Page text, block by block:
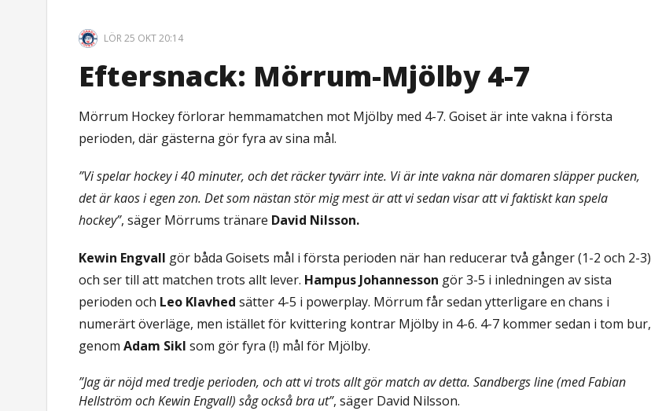
LÖR 25 OKT 20:14
Eftersnack: Mörrum-Mjölby 4-7
Mörrum Hockey förlorar hemmamatchen mot Mjölby med 4-7. Goiset är inte vakna i första
perioden, där gästerna gör fyra av sina mål.
”Vi spelar hockey i 40 minuter, och det räcker tyvärr inte. Vi är inte vakna när domaren släpper pucken,
det är kaos i egen zon. Det som nästan stör mig mest är att vi sedan visar att vi faktiskt kan spela
hockey”, säger Mörrums tränare David Nilsson.
Kewin Engvall gör båda Goisets mål i första perioden när han reducerar två gånger (1-2 och 2-3)
och ser till att matchen trots allt lever. Hampus Johannesson gör 3-5 i inledningen av sista
perioden och Leo Klavhed sätter 4-5 i powerplay. Mörrum får sedan ytterligare en chans i
numerärt överläge, men istället för kvittering kontrar Mjölby in 4-6. 4-7 kommer sedan i tom bur,
genomAdam Sikl som gör fyra (!) mål för Mjölby.
”Jag är nöjd med tredje perioden, och att vi trots allt gör match av detta. Sandbergs line (med Fabian
Hellström och Kewin Engvall) såg också bra ut”, säger David Nilsson.